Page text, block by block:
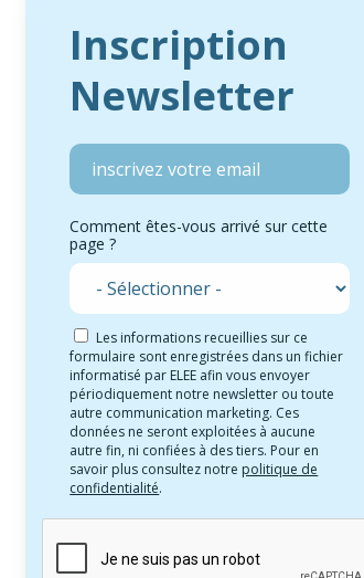
Inscription
Newsletter
Comment êtes-vous arrivé sur cette
page ?
Les informations recueillies sur ce
formulaire sont enregistrées dans un fichier
informatisé par ELEE afin vous envoyer
périodiquement notre newsletter ou toute
autre communication marketing. Ces
données ne seront exploitées à aucune
autre fin, ni confiées à des tiers. Pour en
savoir plus consultez notre politique de
confidentialité.